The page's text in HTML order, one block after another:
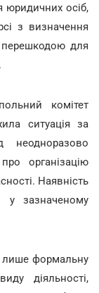
юридичних осіб,
з визначення
перешкодою для
комітет
ситуація за
неодноразово
організацію
Наявність
у зазначеному
лише формальну
діяльності,